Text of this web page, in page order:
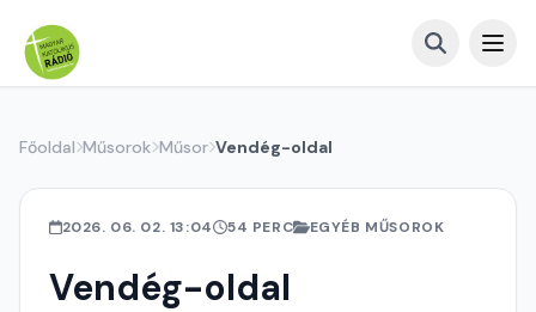
Főoldal Műsorok Műsor Vendég-oldal
2026. 06. 02. 13:04 54 PERC EGYÉB MŰSOROK
Vendég-oldal